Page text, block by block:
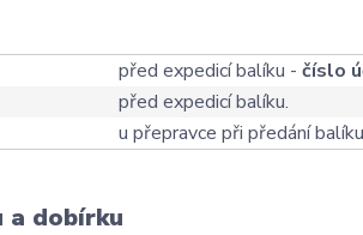
před expedicí balíku -číslo
před expedicí balíku.
u přepravce při předání balíku
a dobírku